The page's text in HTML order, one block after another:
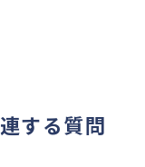
する質問